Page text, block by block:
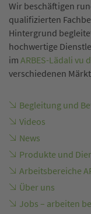
Wir beschäftigen
qualifizierten
Hintergrund
hochwertige
im ARBES-Lädali vu
verschiedenen
Begleitung und
Videos
News
Produkte und
Arbeitsbereiche
Über uns
Jobs – arbeiten